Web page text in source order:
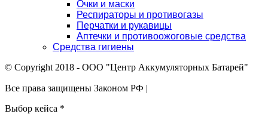
Очки и маски
Респираторы и противогазы
Перчатки и рукавицы
Аптечки и противоожоговые средства
Средства гигиены
© Copyright 2018 - ООО "Центр Аккумуляторных Батарей"
Все права защищены Законом РФ |
Выбор кейса *